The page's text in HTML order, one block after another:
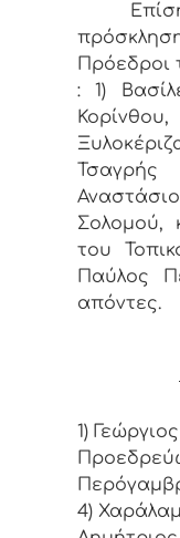
Πρόεδροι
: 1)
Σολομού,
του
Παύλος
απόντες.
1)
4)